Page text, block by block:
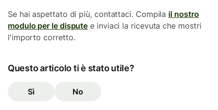
Se hai aspettato di più, contattaci. Compila il nostro
modulo per le dispute e inviaci la ricevuta che mostri
l'importo corretto.
Questo articolo ti è stato utile?
Sì No